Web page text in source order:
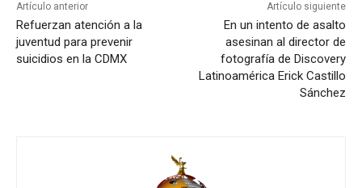
Artículo anterior
Refuerzan atención a la
juventud para prevenir
suicidios en la CDMX
Artículo siguiente
En un intento de asalto
asesinan al director de
fotografía de Discovery
Latinoamérica Erick Castillo
Sánchez